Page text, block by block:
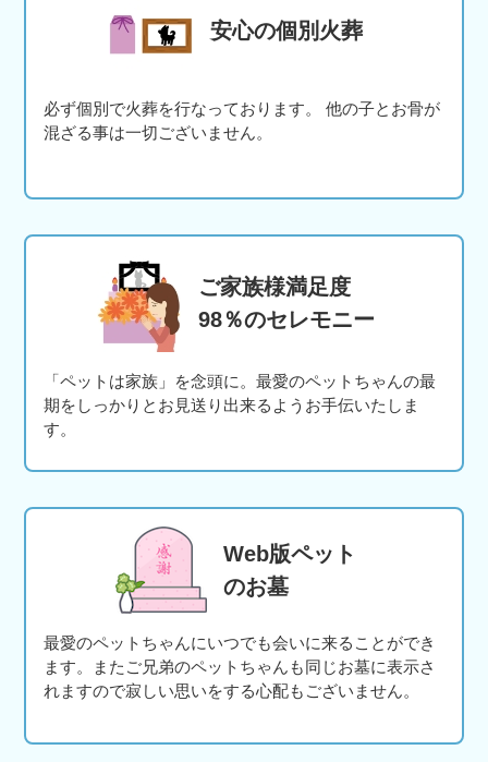
安心の個別火葬
必ず個別で火葬を行なっております。 他の子とお骨が
混ざる事は一切ございません。
ご家族様満足度
98％のセレモニー
「ペットは家族」を念頭に。最愛のペットちゃんの最
期をしっかりとお見送り出来るようお手伝いたしま
す。
Web版ペット
のお墓
最愛のペットちゃんにいつでも会いに来ることができ
ます。またご兄弟のペットちゃんも同じお墓に表示さ
れますので寂しい思いをする心配もございません。